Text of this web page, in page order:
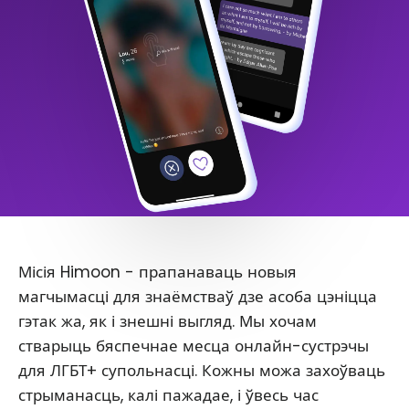
Місія Himoon - прапанаваць новыя
магчымасці для знаёмстваў дзе асоба цэніцца
гэтак жа, як і знешні выгляд. Мы хочам
стварыць бяспечнае месца онлайн-сустрэчы
для ЛГБТ+ супольнасці. Кожны можа захоўваць
стрыманасць, калі пажадае, і ўвесь час